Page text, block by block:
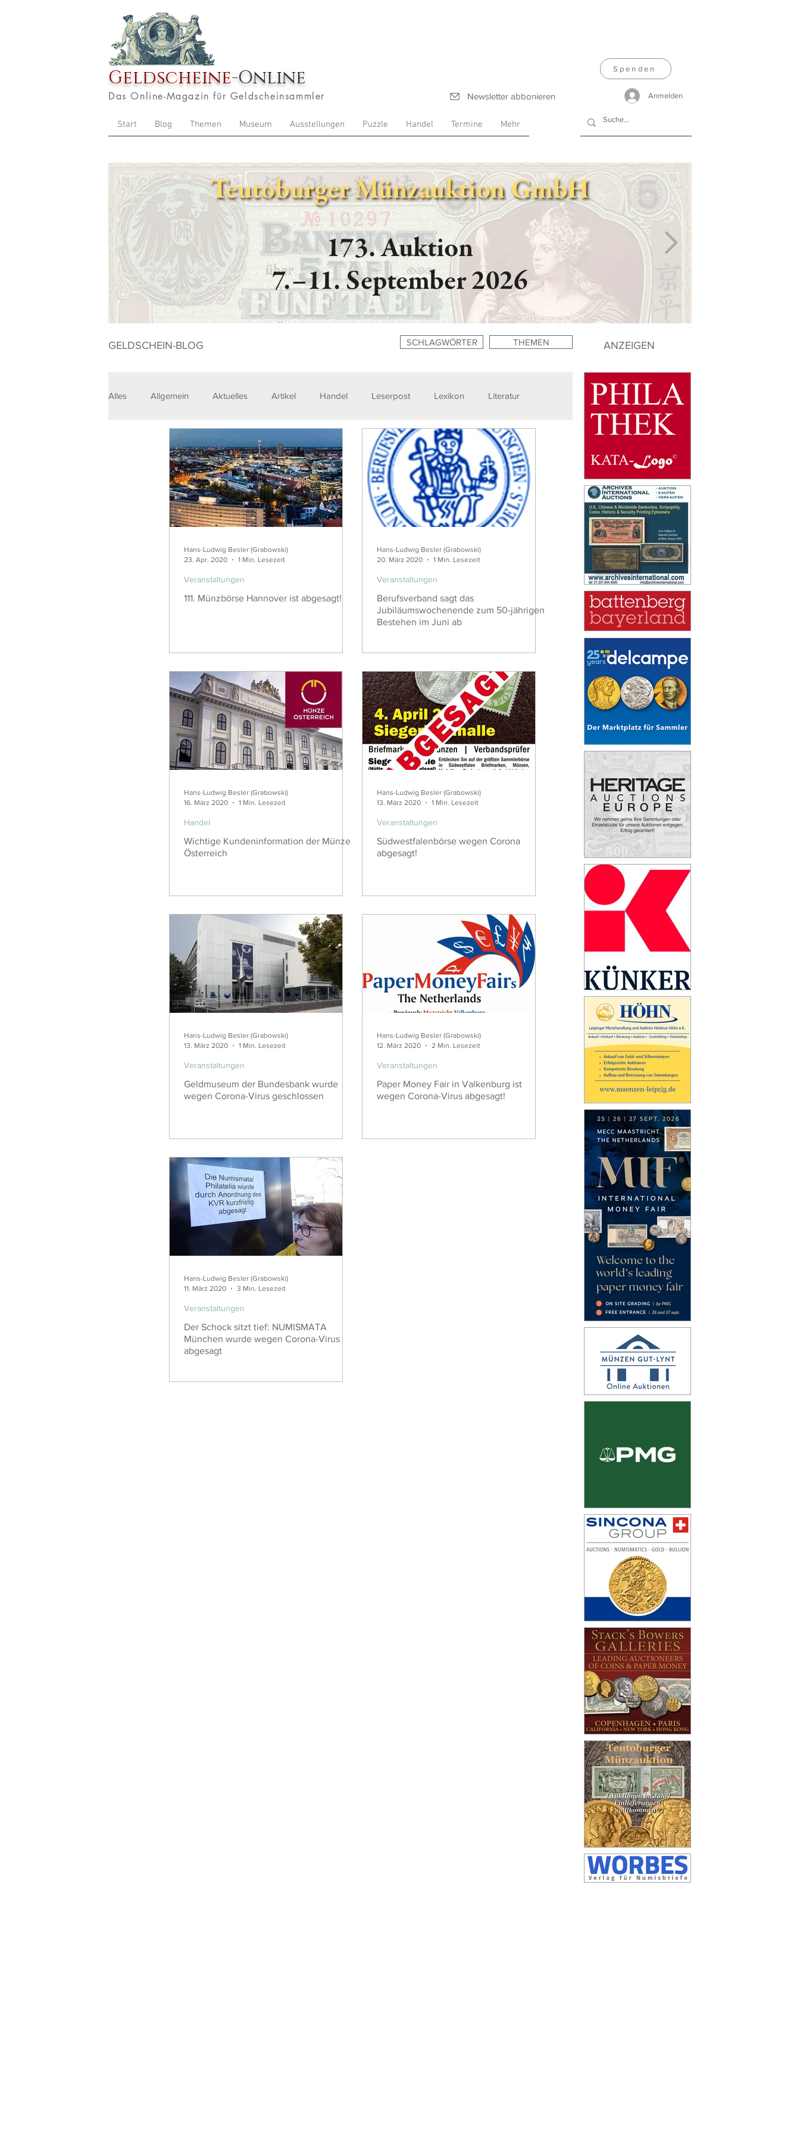
Geldscheine-Online
Das Online-Magazin für Geldscheinsammler Newsletter abbonieren
Start Blog Themen Museum Ausstellungen Puzzle Handel Termine Mehr
Spenden
Anmelden
GELDSCHEIN-BLOG SCHLAGWÖRTER THEMEN ANZEIGEN
Alles Allgemein Aktuelles Artikel Handel Leserpost Lexikon Literatur
Sammlungen Veranstaltungen Zitate Ausstellungen
Hans-Ludwig Besler (Grabowski)
23. Apr. 2020
1 Min. Lesezeit
Veranstaltungen
111. Münzbörse Hannover ist abgesagt!
Hans-Ludwig Besler (Grabowski)
20. März 2020
1 Min. Lesezeit
Veranstaltungen
Berufsverband sagt das
Jubiläumswochenende zum 50-jährigen
Bestehen im Juni ab
Hans-Ludwig Besler (Grabowski)
16. März 2020
1 Min. Lesezeit
Handel
Wichtige Kundeninformation der Münze
Österreich
Hans-Ludwig Besler (Grabowski)
13. März 2020
1 Min. Lesezeit
Veranstaltungen
Südwestfalenbörse wegen Corona
abgesagt!
Hans-Ludwig Besler (Grabowski)
13. März 2020
1 Min. Lesezeit
Veranstaltungen
Geldmuseum der Bundesbank wurde
wegen Corona-Virus geschlossen
Hans-Ludwig Besler (Grabowski)
12. März 2020
2 Min. Lesezeit
Veranstaltungen
Paper Money Fair in Valkenburg ist
wegen Corona-Virus abgesagt!
Hans-Ludwig Besler (Grabowski)
11. März 2020
3 Min. Lesezeit
Veranstaltungen
Der Schock sitzt tief: NUMISMATA
München wurde wegen Corona-Virus
abgesagt